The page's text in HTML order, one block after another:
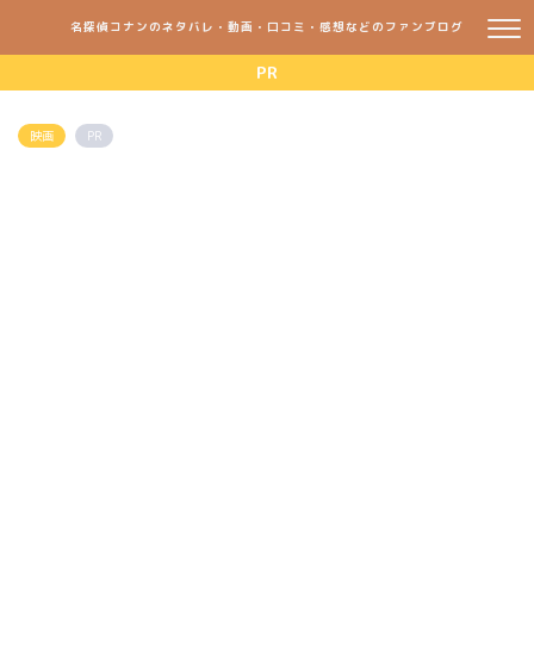
名探偵コナンのネタバレ・動画・口コミ・感想などのファンブログ
PR
映画 PR